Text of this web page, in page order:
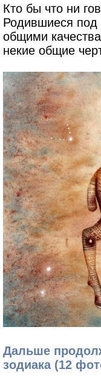
Кто бы что ни
Родившиеся под
общими
некие общие
Дальше
зодиака (12